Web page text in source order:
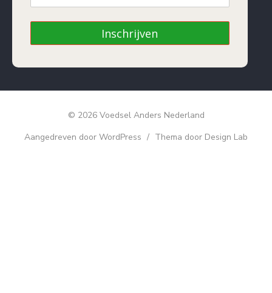
Inschrijven
© 2026 Voedsel Anders Nederland
Aangedreven door WordPress / Thema door Design Lab